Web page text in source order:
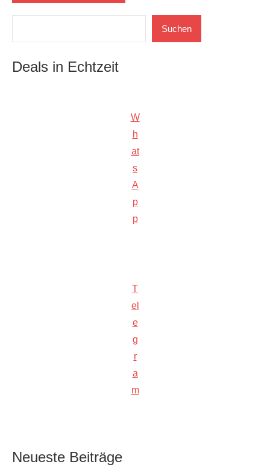
Suchen
Deals in Echtzeit
W
h
at
s
A
p
p
T
el
e
g
r
a
m
Neueste Beiträge